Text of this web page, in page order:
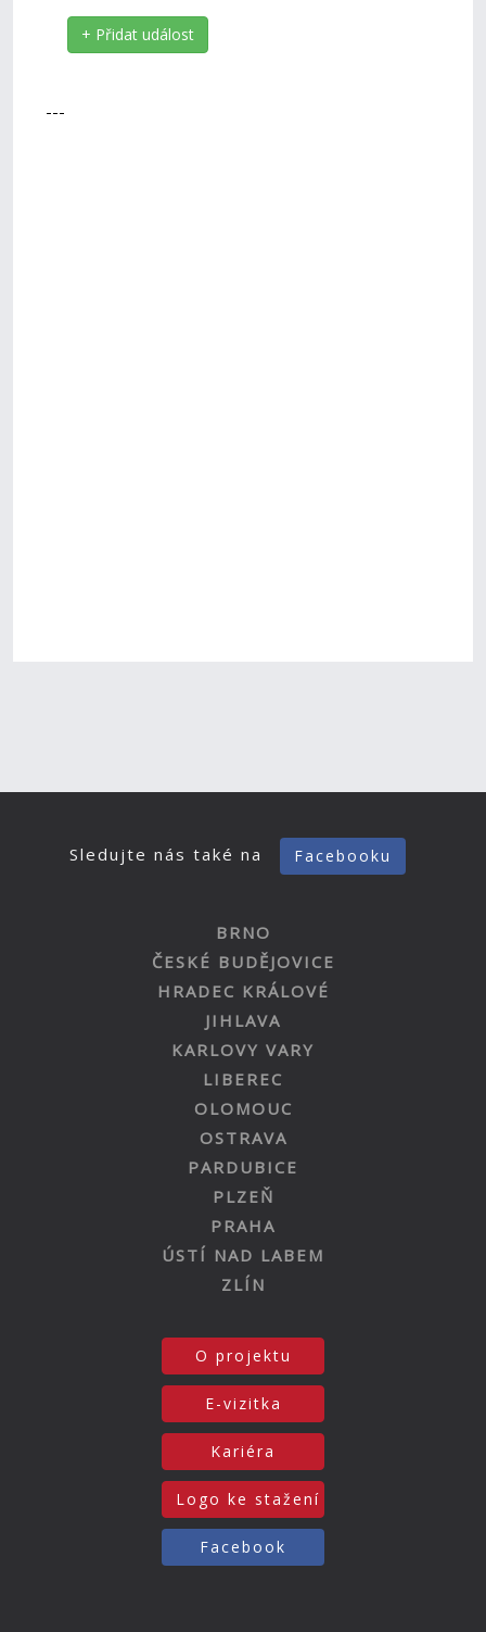
+ Přidat událost
---
Sledujte nás také na Facebooku
BRNO
ČESKÉ BUDĚJOVICE
HRADEC KRÁLOVÉ
JIHLAVA
KARLOVY VARY
LIBEREC
OLOMOUC
OSTRAVA
PARDUBICE
PLZEŇ
PRAHA
ÚSTÍ NAD LABEM
ZLÍN
O projektu
E-vizitka
Kariéra
Logo ke stažení
Facebook